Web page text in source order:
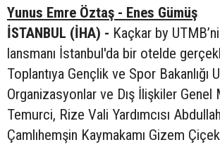
Yunus Emre Öztaş - Enes Gümüş
İSTANBUL (İHA) - Kaçkar by
lansmanı İstanbul'da bir otelde
Toplantıya Gençlik ve Spor Bakanlığı
Organizasyonlar ve Dış İlişkiler
Temurci, Rize Vali Yardımcısı
Çamlıhemşin Kaymakamı Gizem